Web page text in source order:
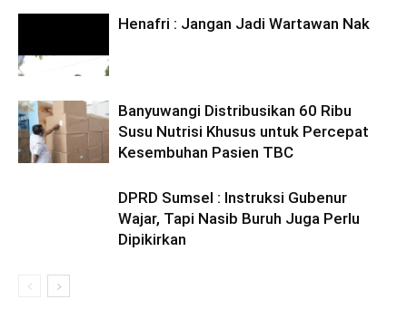
Henafri : Jangan Jadi Wartawan Nak
Banyuwangi Distribusikan 60 Ribu
Susu Nutrisi Khusus untuk Percepat
Kesembuhan Pasien TBC
DPRD Sumsel : Instruksi Gubenur
Wajar, Tapi Nasib Buruh Juga Perlu
Dipikirkan